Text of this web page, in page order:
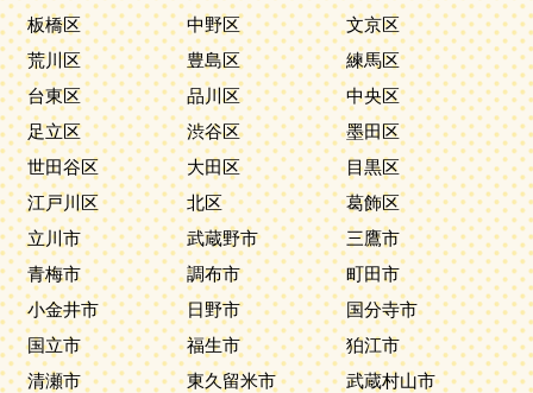
板橋区
中野区
文京区
荒川区
豊島区
練馬区
台東区
品川区
中央区
足立区
渋谷区
墨田区
世田谷区
大田区
目黒区
江戸川区
北区
葛飾区
立川市
武蔵野市
三鷹市
青梅市
調布市
町田市
小金井市
日野市
国分寺市
国立市
福生市
狛江市
清瀬市
東久留米市
武蔵村山市